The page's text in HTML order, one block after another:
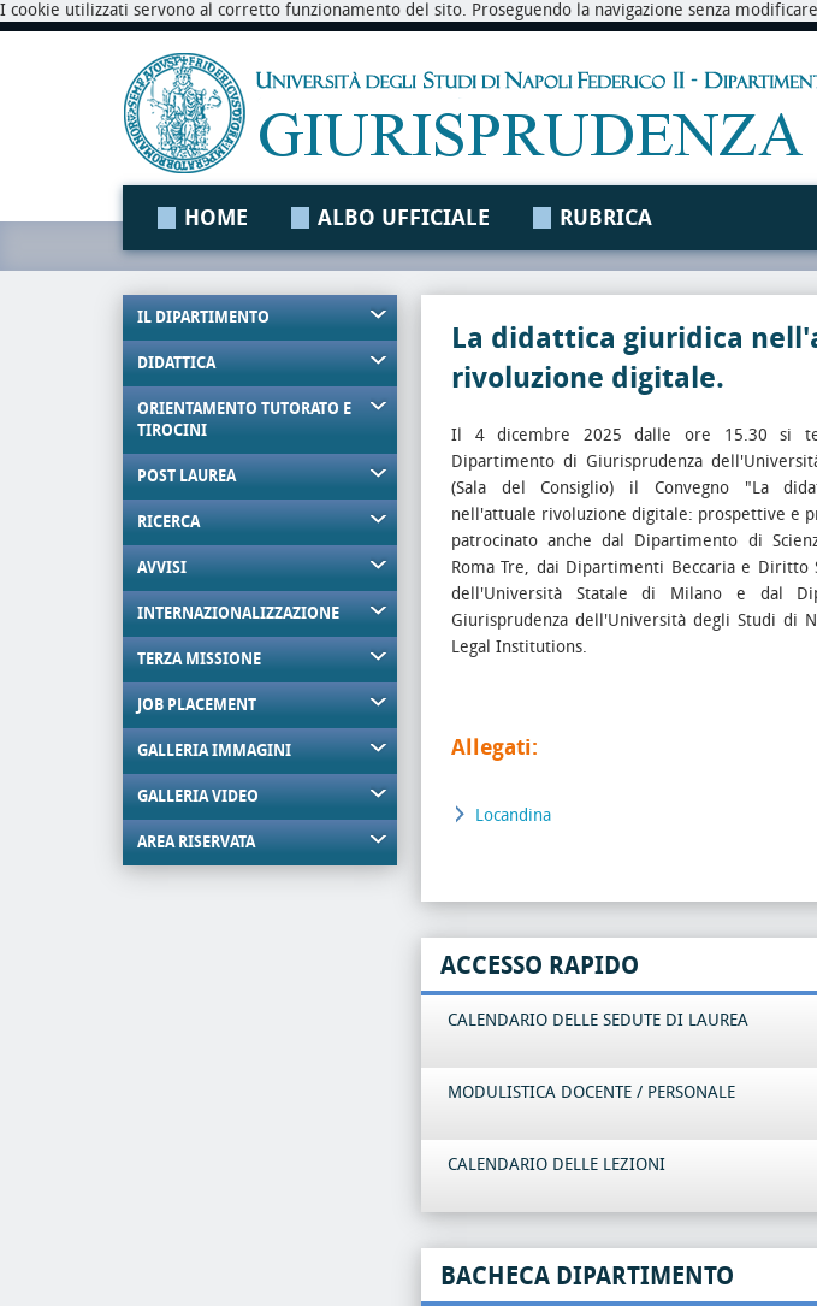
I cookie utilizzati servono al corretto funzionamento del sito. Proseguendo la navigazione senza
HOME ALBO UFFICIALE RUBRICA
IL DIPARTIMENTO
DIDATTICA
ORIENTAMENTO TUTORATO E
TIROCINI
POST LAUREA
RICERCA
AVVISI
INTERNAZIONALIZZAZIONE
TERZA MISSIONE
JOB PLACEMENT
GALLERIA IMMAGINI
GALLERIA VIDEO
AREA RISERVATA
La didattica giuridica
rivoluzione digitale.
Il 4 dicembre 2025 dalle ore 15.30 si
Dipartimento di Giurisprudenza
(Sala del Consiglio) il Convegno "La
nell'attuale rivoluzione digitale: prospettive e
patrocinato anche dal Dipartimento di
Roma Tre, dai Dipartimenti Beccaria e Diritto
dell'Università Statale di Milano e dal
Giurisprudenza dell'Università degli Studi di
Legal Institutions.
Allegati:
Locandina
ACCESSO RAPIDO
CALENDARIO DELLE SEDUTE DI LAUREA
MODULISTICA DOCENTE / PERSONALE
CALENDARIO DELLE LEZIONI
BACHECA DIPARTIMENTO